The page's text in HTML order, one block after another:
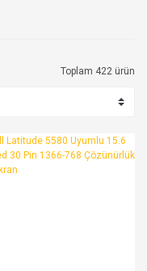
Toplam 422 ürün